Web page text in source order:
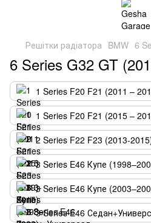
Решітки радіатора BMW 6
6 Series G32 GT
1 Series F20 F21 (2011 –
1 Series F20 F21 (2015 –
2 Series F22 F23 (2013-
3 Series E46 Купе
3 Series E46 Купе
3 Series E46